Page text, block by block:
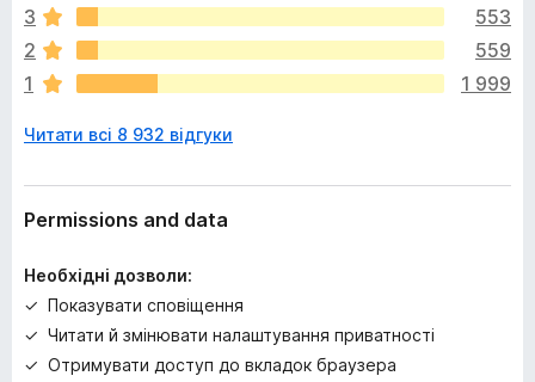
м
а
є
о
і
о
к
3
553
2
559
1
1 999
Читати всі 8 932 відгуки
Permissions and data
Необхідні дозволи:
Показувати сповіщення
Читати й змінювати налаштування приватності
Отримувати доступ до вкладок браузера